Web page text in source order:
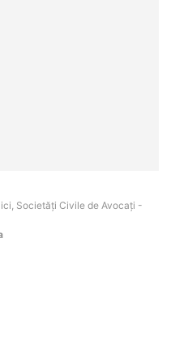
Societăți Civile de Avocați -